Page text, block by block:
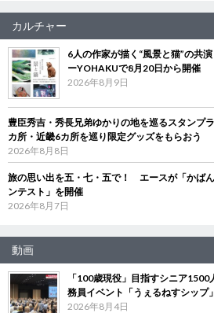
カルチャー
6人の作家が描く“風景と猫”の共
ーYOHAKUで8月20日から開催
2026年8月9日
豊臣秀吉・秀長兄弟ゆかりの地を巡るスタン
カ所・近畿6カ所を巡り限定グッズをもらおう
2026年8月8日
旅の思い出を五・七・五で！ エースが「かば
ンテスト」を開催
2026年8月7日
動画
「100歳現役」目指すシニア
務員イベント「うぇるねすシップ」
2026年8月4日